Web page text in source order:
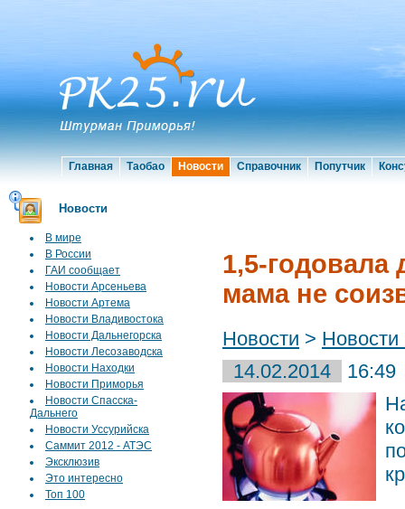
Главная Таобао Новости Справочник Попутчик
Новости
В мире
В России
ГАИ сообщает
Новости Арсеньева
Новости Артема
Новости Владивостока
Новости Дальнегорска
Новости Лесозаводска
Новости Находки
Новости Приморья
Новости Спасска-
Дальнего
Новости Уссурийска
Саммит 2012 - АТЭС
Эксклюзив
Это интересно
Топ 100
1,5-годовала
мама не
Новости >
14.02.2014
16:49